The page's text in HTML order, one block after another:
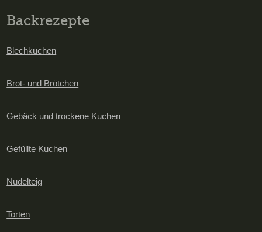
Backrezepte
Blechkuchen
Brot- und Brötchen
Gebäck und trockene Kuchen
Gefüllte Kuchen
Nudelteig
Torten